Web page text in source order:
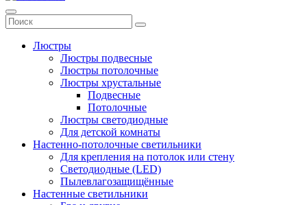
Люстры
Люстры подвесные
Люстры потолочные
Люстры хрустальные
Подвесные
Потолочные
Люстры светодиодные
Для детской комнаты
Настенно-потолочные светильники
Для крепления на потолок или стену
Светодиодные (LED)
Пылевлагозащищённые
Настенные светильники